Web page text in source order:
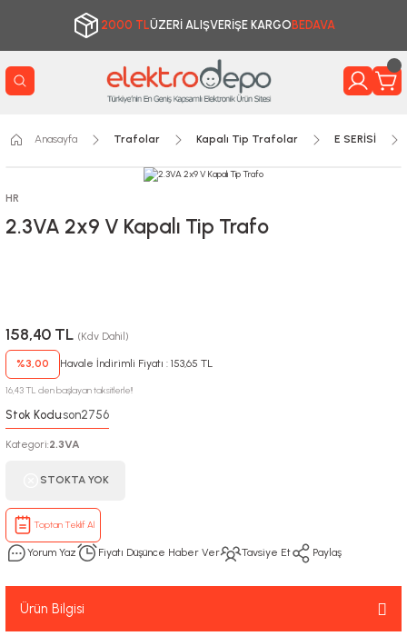
2000 TLÜZERİ ALIŞVERİŞE KARGO BEDAVA
Anasayfa Trafolar Kapalı Tip Trafolar E SERİSİ
HR
2.3VA 2x9 V Kapalı Tip Trafo
158,40 TL (Kdv Dahil)
%3,00 Havale İndirimli Fiyatı : 153,65 TL
16,43 TL den başlayan taksitlerle!!
Stok Kodu:son2756
Kategori:2.3VA
STOKTA YOK
Toptan Teklif Al
Yorum Yaz Fiyatı Düşünce Haber Ver Tavsiye Et Paylaş
Ürün Bilgisi